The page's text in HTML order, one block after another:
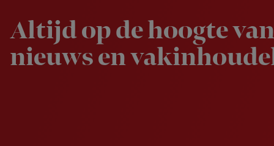
Altijd op de hoogte
nieuws en